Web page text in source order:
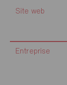
Site web
Entreprise